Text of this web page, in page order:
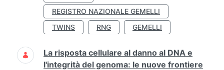
REGISTRO NAZIONALE GEMELLI
TWINS
RNG GEMELLI
La risposta cellulare al danno al DNA e
l'integrità del genoma: le nuove frontiere